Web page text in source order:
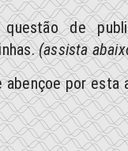
de
(assista
por esta